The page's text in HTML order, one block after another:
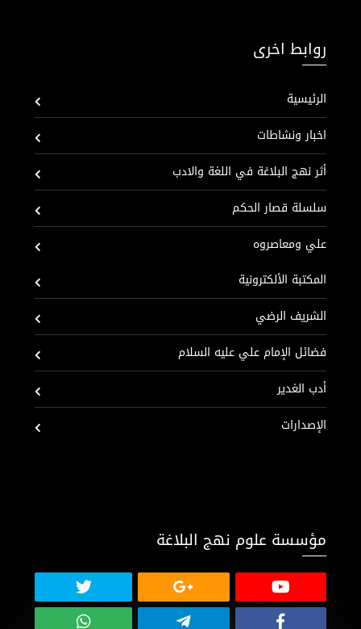
روابط اخرى
الرئيسية
اخبار ونشاطات
أثر نهج البلاغة في اللغة والادب
سلسلة قصار الحكم
علي ومعاصروه
المكتبة الألكترونية
الشريف الرضي
فضائل الإمام علي عليه السلام
أدب الغدير
الإصدارات
مؤسسة علوم نهج البلاغة